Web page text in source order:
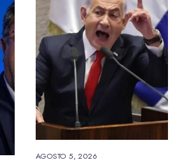
AGOSTO 5, 2026